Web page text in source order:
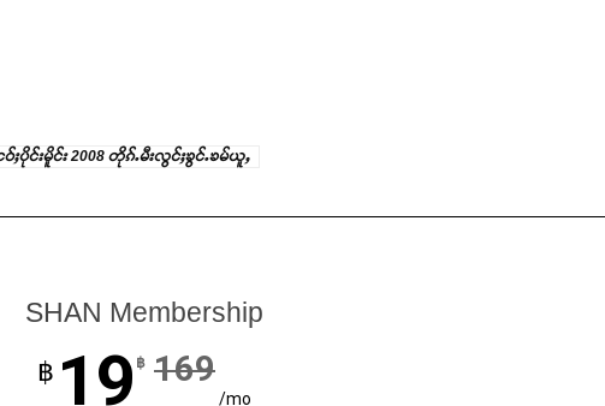
င်းမိူင်း 2008 တိုၵ်ႉမီးလွင်ႈၶွင်ႉၶမ်ယူႇ
SHAN Membership
฿ 19 ฿ 169
/mo